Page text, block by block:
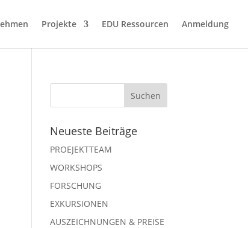
Projekte EDU Ressourcen Anmeldung
Neueste Beiträge
PROEJEKTTEAM
WORKSHOPS
FORSCHUNG
EXKURSIONEN
AUSZEICHNUNGEN & PREISE